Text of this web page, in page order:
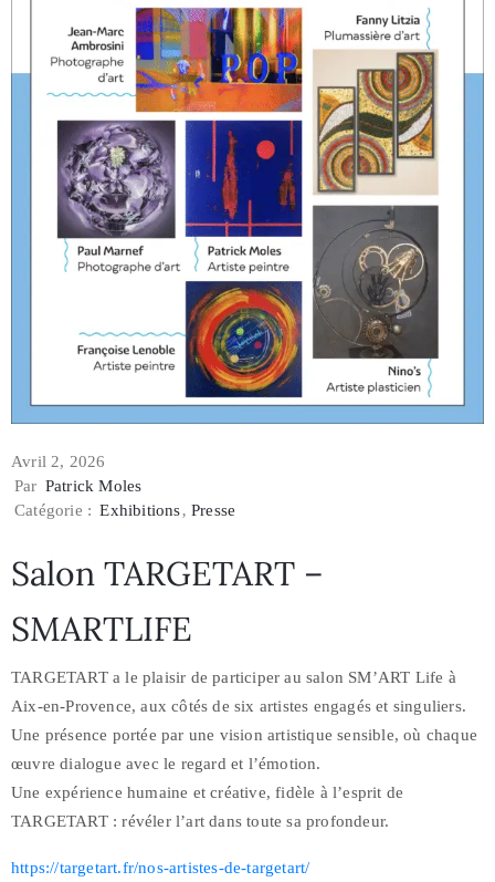
Avril 2, 2026
Par Patrick Moles
Catégorie : Exhibitions‚Presse
Salon TARGETART –
SMARTLIFE
TARGETART a le plaisir de participer au salon SM’ART Life à
Aix-en-Provence, aux côtés de six artistes engagés et singuliers.
Une présence portée par une vision artistique sensible, où chaque
œuvre dialogue avec le regard et l’émotion.
Une expérience humaine et créative, fidèle à l’esprit de
TARGETART : révéler l’art dans toute sa profondeur.
https://targetart.fr/nos-artistes-de-targetart/